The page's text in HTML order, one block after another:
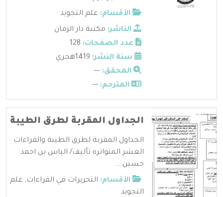
الأقسام: علم التجويد
الناشر: مكتبة دار الزمان
عدد الصفحات:
سنة النشر:
المحقق: ---
المترجم: ---
الجداول المقربة لطرق الطيبة
الجداول المقربة لطرق الطيبة والقراءات
العشر المتواتره تأليف/ الياس بن احمد
حسين ...
الأقسام: التحريرات في القراءات, علم
التجويد